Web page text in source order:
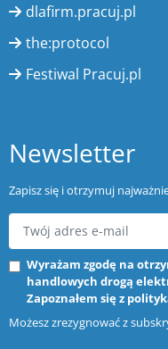
dlafirm.pracuj.pl
the:protocol
Festiwal Pracuj.pl
Newsletter
Zapisz się i otrzymuj
Wyrażam zgodę na
handlowych drogą
Zapoznałem się z
Możesz zrezygnować z